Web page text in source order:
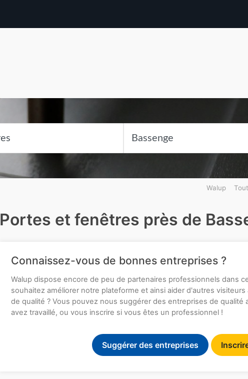
Walup
Portes et fenêtres près de
Connaissez-vous de bonnes entreprises ?
Walup dispose encore de peu de partenaires professionnels dans
souhaitez améliorer notre plateforme et ainsi aider d'autres
de qualité ? Vous pouvez nous suggérer des entreprises de qualité
avez travaillé, ou vous inscrire si vous êtes un professionnel !
Suggérer des entreprises